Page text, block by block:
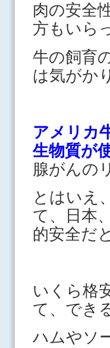
肉の安全
方もいら
牛の飼育
は気がか
アメリカ
生物質が
腺がんの
とはいえ
て、日本
的安全だ
いくら格
て、でき
ハムやソ